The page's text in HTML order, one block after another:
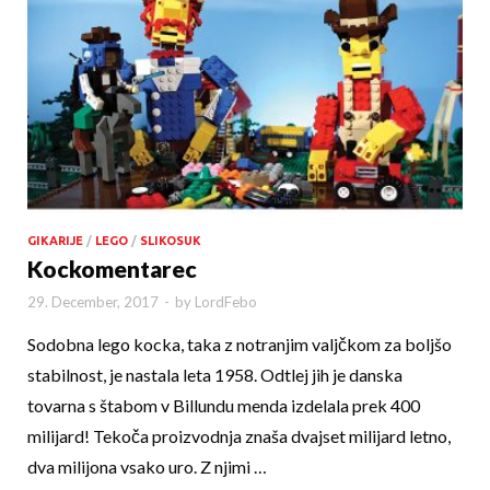
GIKARIJE / LEGO / SLIKOSUK
Kockomentarec
29. December, 2017 - by LordFebo
Sodobna lego kocka, taka z notranjim valjčkom za boljšo
stabilnost, je nastala leta 1958. Odtlej jih je danska
tovarna s štabom v Billundu menda izdelala prek 400
milijard! Tekoča proizvodnja zna­ša dvajset milijard letno,
dva milijona vsako uro. Z njimi …